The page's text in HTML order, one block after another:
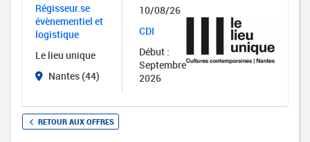
Régisseur.se
évènementiel et
logistique
Le lieu unique
Nantes (44)
10/08/26
CDI
Début :
Septembre
2026
RETOUR AUX OFFRES